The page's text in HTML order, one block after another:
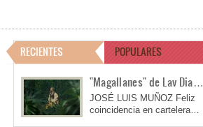
RECIENTES POPULARES
"Magallanes" de Lav Dia…
JOSÉ LUIS MUÑOZ Feliz
coincidencia en cartelera…